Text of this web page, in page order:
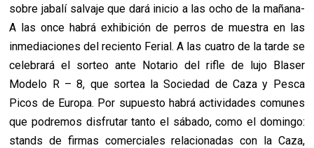
sobre jabalí salvaje que dará inicio a las ocho de la mañana-
A las once habrá exhibición de perros de muestra en las
inmediaciones del reciento Ferial. A las cuatro de la tarde se
celebrará el sorteo ante Notario del rifle de lujo Blaser
Modelo R – 8, que sortea la Sociedad de Caza y Pesca
Picos de Europa. Por supuesto habrá actividades comunes
que podremos disfrutar tanto el sábado, como el domingo:
stands de firmas comerciales relacionadas con la Caza,